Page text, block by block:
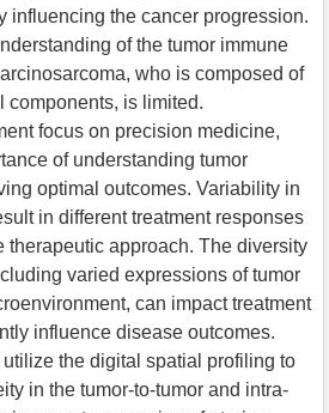
influencing the cancer progression.
of the tumor immune
who is composed of
components, is limited.
focus on precision medicine,
of understanding tumor
optimal outcomes. Variability in
in different treatment responses
therapeutic approach. The diversity
varied expressions of tumor
can impact treatment
influence disease outcomes.
utilize the digital spatial profiling to
in the tumor-to-tumor and intra-